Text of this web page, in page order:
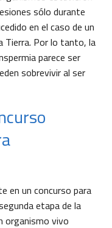
sólo durante
en el caso de un
Tierra. Por lo tanto, la
parece ser
sobrevivir al ser
en un concurso para
etapa de la
organismo vivo